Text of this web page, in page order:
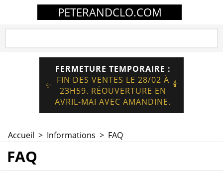
PETERANDCLO.COM
✨
FERMETURE TEMPORAIRE :
FIN DES VENTES LE 28/02 À
23H59. RÉOUVERTURE EN
AVRIL-MAI AVEC AMANDINE.
🕯️
Accueil > Informations > FAQ
FAQ